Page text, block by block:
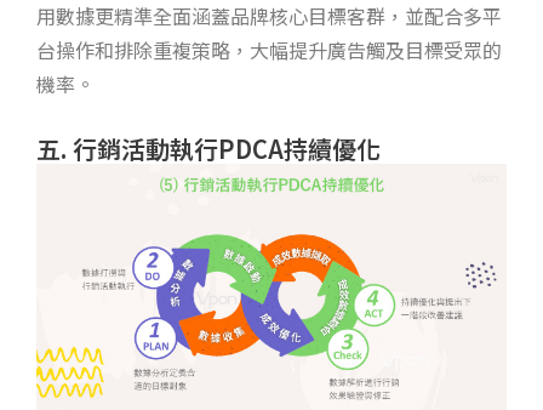
用數據更精準全面涵蓋品牌核心目標客群，並配合多平
台操作和排除重複策略，大幅提升廣告觸及目標受眾的
機率。
五. 行銷活動執行PDCA持續優化